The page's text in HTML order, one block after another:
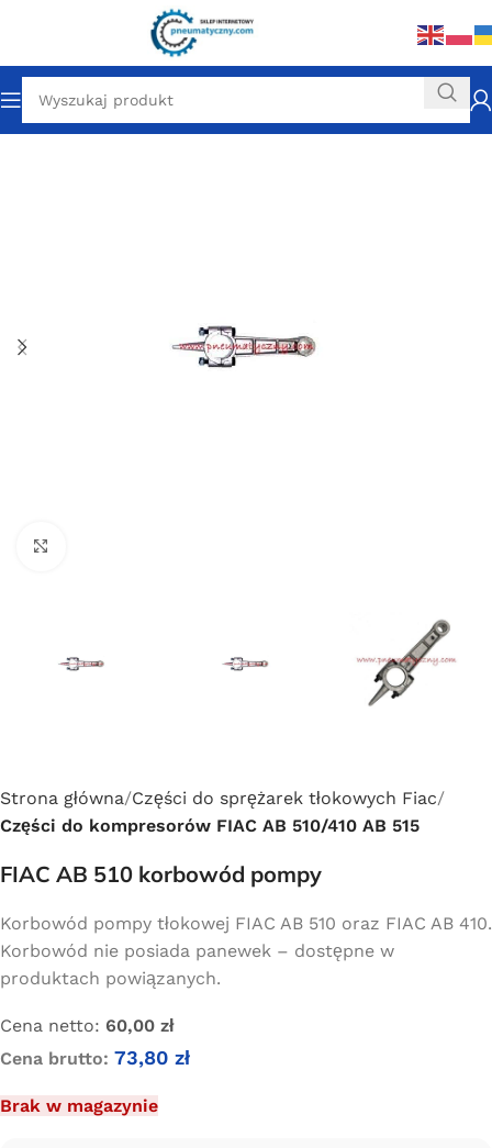
Strona główna Części do sprężarek tłokowych Fiac
Części do kompresorów FIAC AB 510/410 AB 515
FIAC AB 510 korbowód pompy
Korbowód pompy tłokowej FIAC AB 510 oraz FIAC AB 410.
Korbowód nie posiada panewek – dostępne w
produktach powiązanych.
Cena netto: 60,00 zł
Cena brutto: 73,80 zł
Brak w magazynie